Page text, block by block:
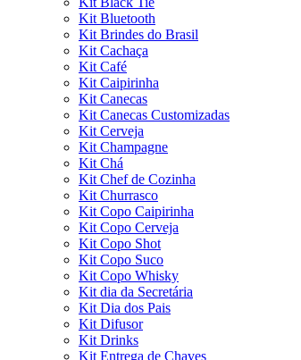
Kit Bluetooth
Kit Brindes do Brasil
Kit Cachaça
Kit Café
Kit Caipirinha
Kit Canecas
Kit Canecas Customizadas
Kit Cerveja
Kit Champagne
Kit Chá
Kit Chef de Cozinha
Kit Churrasco
Kit Copo Caipirinha
Kit Copo Cerveja
Kit Copo Shot
Kit Copo Suco
Kit Copo Whisky
Kit dia da Secretária
Kit Dia dos Pais
Kit Difusor
Kit Drinks
Kit Entrega de Chaves